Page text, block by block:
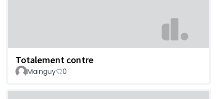
Totalement contre
Mainguy 0